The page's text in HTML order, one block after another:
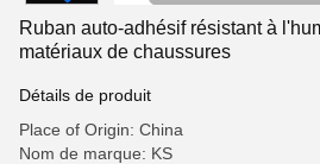
Ruban auto-adhésif résistant à
matériaux de chaussures
Détails de produit
Place of Origin: China
Nom de marque: KS